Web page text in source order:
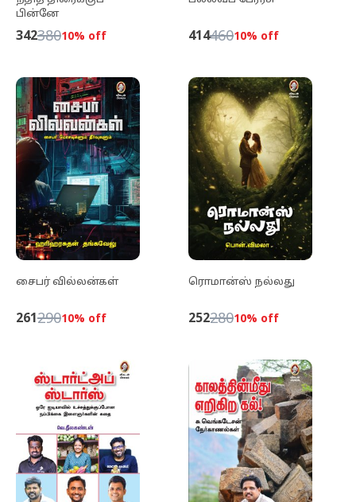
பின்னே
34238010% off 41446010% off
சைபர் வில்லன்கள்
26129010% off
ரொமான்ஸ் நல்லது
25228010% off